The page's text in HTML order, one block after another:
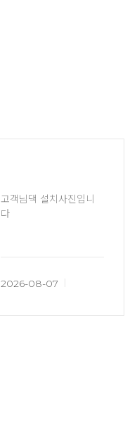
고객님댁 설치사진입니
다
2026-08-07